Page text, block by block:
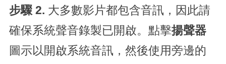
步驟 2. 大多數影片都包含音訊，因此請
確保系統聲音錄製已開啟。點擊揚聲器
圖示以開啟系統音訊，然後使用旁邊的